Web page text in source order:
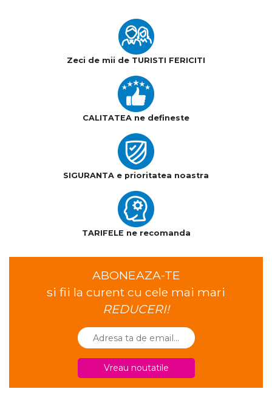
Zeci de mii de TURISTI FERICITI
CALITATEA ne defineste
SIGURANTA e prioritatea noastra
TARIFELE ne recomanda
ABONEAZA-TE
si fii la curent cu cele mai mari
REDUCERI!
Vreau noutatile